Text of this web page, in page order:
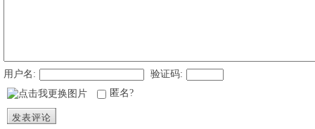
用户名:
验证码:
匿名?
发表评论